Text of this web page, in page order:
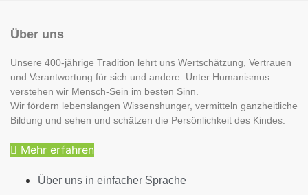
Über uns
Unsere 400-jährige Tradition lehrt uns Wertschätzung, Vertrauen
und Verantwortung für sich und andere. Unter Humanismus
verstehen wir Mensch-Sein im besten Sinn.
Wir fördern lebenslangen Wissenshunger, vermitteln ganzheitliche
Bildung und sehen und schätzen die Persönlichkeit des Kindes.
Mehr erfahren
Über uns in einfacher Sprache